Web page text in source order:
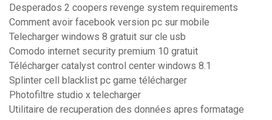
Desperados 2 coopers revenge system requirements
Comment avoir facebook version pc sur mobile
Telecharger windows 8 gratuit sur cle usb
Comodo internet security premium 10 gratuit
Télécharger catalyst control center windows 8.1
Splinter cell blacklist pc game télécharger
Photofiltre studio x telecharger
Utilitaire de recuperation des données apres formatage